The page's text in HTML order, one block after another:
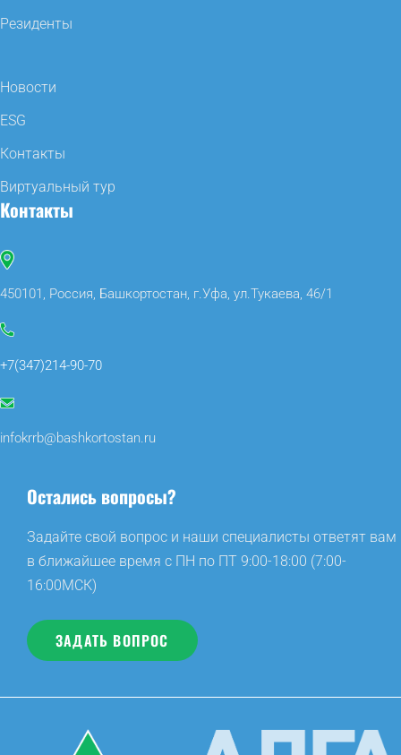
Резиденты
Новости
ESG
Контакты
Виртуальный тур
Контакты
450101, Россия, Башкортостан, г.Уфа, ул.Тукаева, 46/1
+7(347)214-90-70
infokrrb@bashkortostan.ru
Остались вопросы?
Задайте свой вопрос и наши специалисты ответят вам
в ближайшее время с ПН по ПТ 9:00-18:00 (7:00-
16:00МСК)
ЗАДАТЬ ВОПРОС